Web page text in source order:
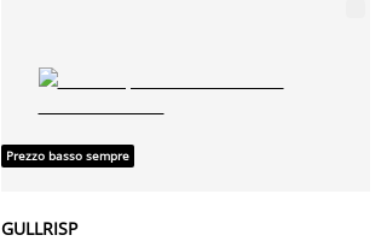
Prezzo basso sempre
GULLRISP